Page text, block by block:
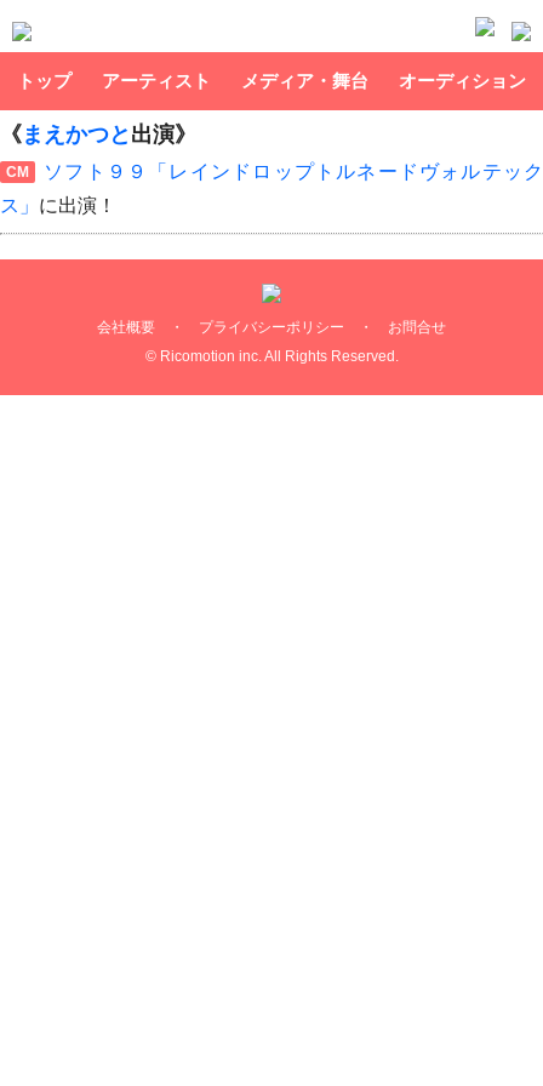
トップ アーティスト メディア・舞台 オーディション
《 まえかつと 出演》
CM
ソフト９９「レインドロップトルネードヴォルテック
ス」 に出演！
会社概要 ・ プライバシーポリシー ・ お問合せ
© Ricomotion inc. All Rights Reserved.